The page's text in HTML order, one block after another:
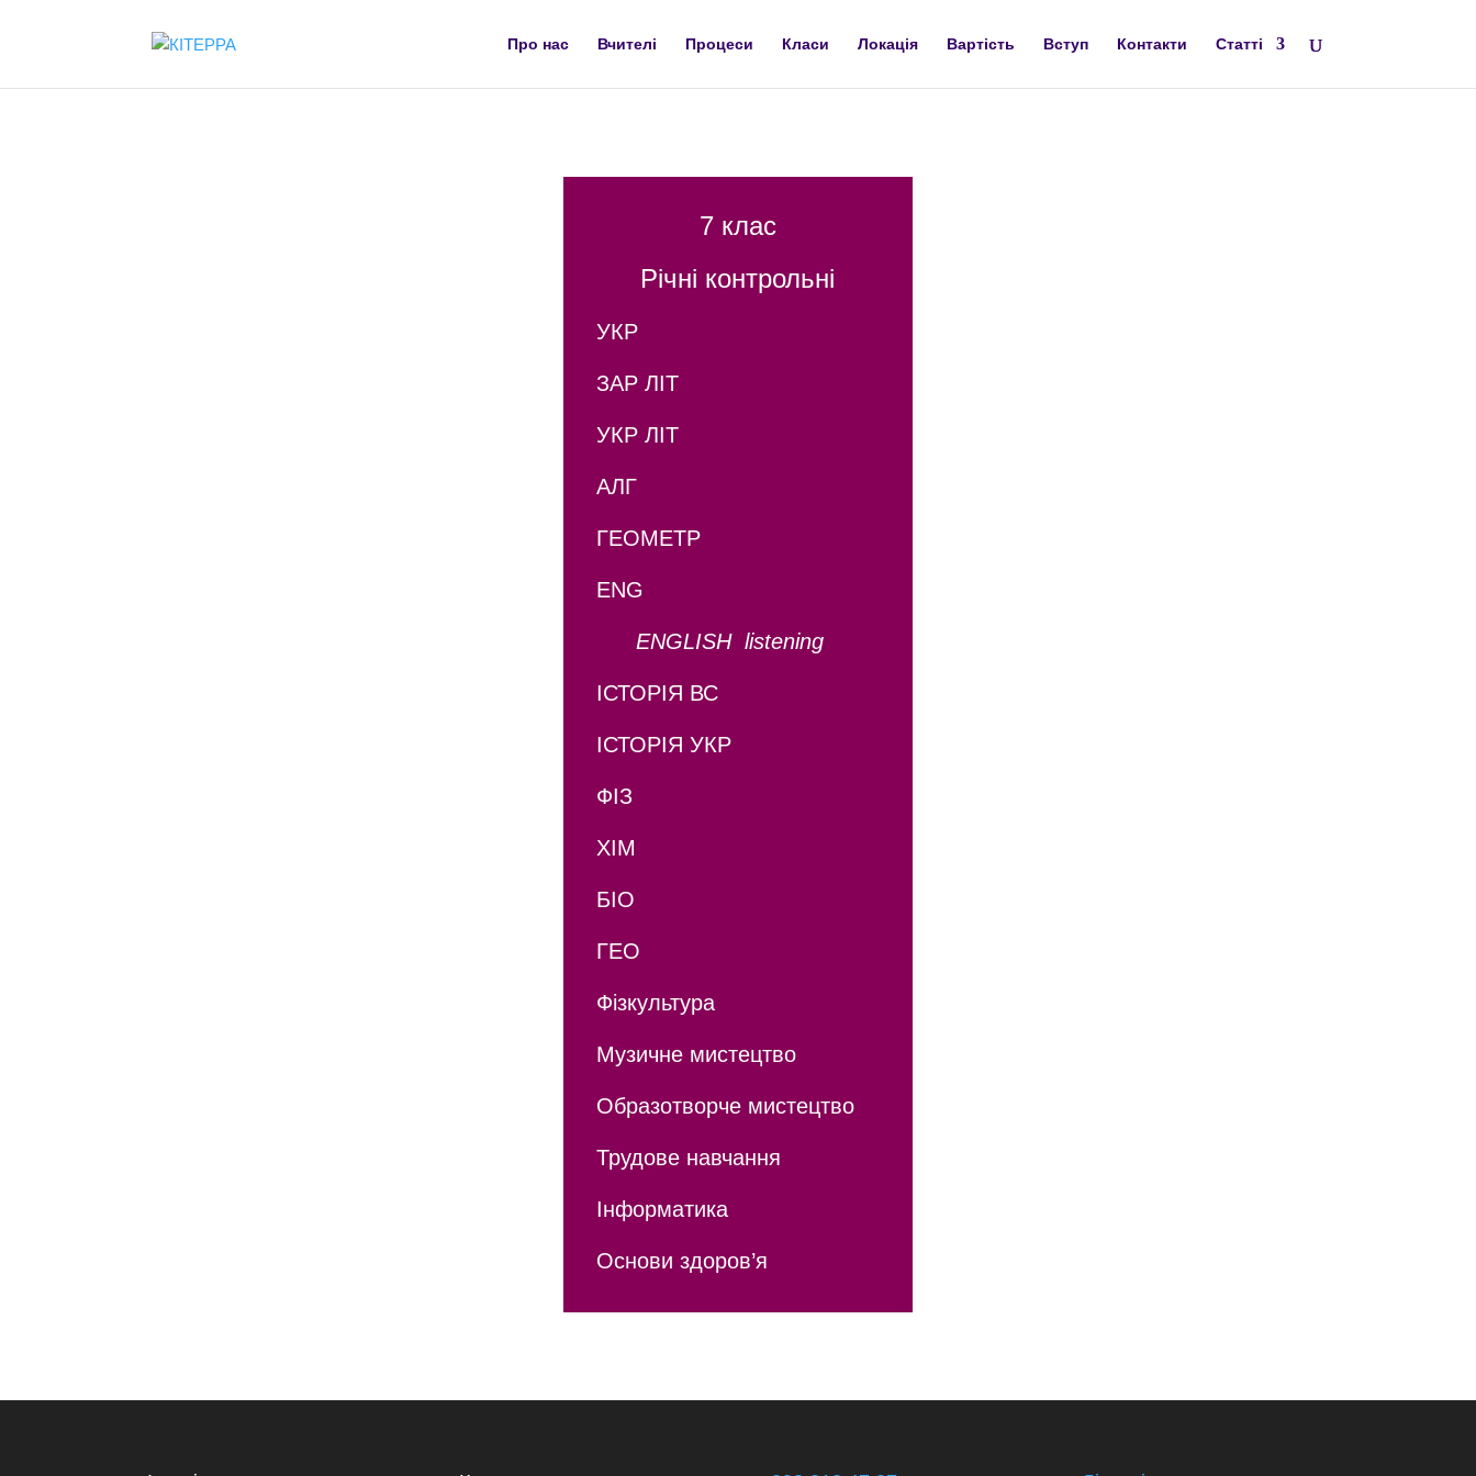
Про нас Вчителі Процеси Класи Локація Вартість Вступ Контакти Статті
7 клас
Річні контрольні
УКР
ЗАР ЛІТ
УКР ЛІТ
АЛГ
ГЕОМЕТР
ENG
ENGLISH listening
ІСТОРІЯ ВС
ІСТОРІЯ УКР
ФІЗ
ХІМ
БІО
ГЕО
Фізкультура
Музичне мистецтво
Образотворче мистецтво
Трудове навчання
Інформатика
Основи здоров’я